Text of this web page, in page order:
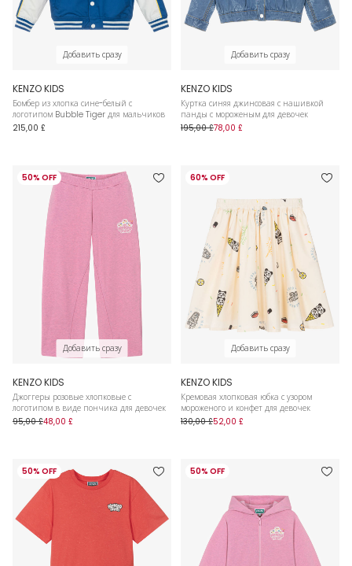
Добавить сразу
KENZO KIDS
Бомбер из хлопка сине-белый с
логотипом Bubble Tiger для мальчиков
215,00 £
Добавить сразу
KENZO KIDS
Куртка синяя джинсовая с нашивкой
панды с мороженым для девочек
195,00 £78,00 £
50% OFF
Добавить сразу
KENZO KIDS
Джоггеры розовые хлопковые с
логотипом в виде пончика для девочек
95,00 £48,00 £
60% OFF
Добавить сразу
KENZO KIDS
Кремовая хлопковая юбка с узором
мороженого и конфет для девочек
130,00 £52,00 £
50% OFF 50% OFF